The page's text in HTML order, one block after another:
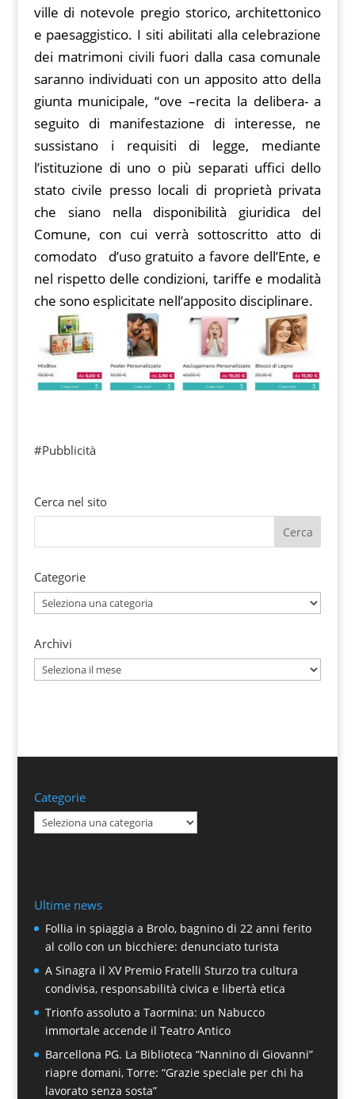
ville di notevole pregio storico, architettonico
e paesaggistico. I siti abilitati alla celebrazione
dei matrimoni civili fuori dalla casa comunale
saranno individuati con un apposito atto della
giunta municipale, “ove –recita la delibera- a
seguito di manifestazione di interesse, ne
sussistano i requisiti di legge, mediante
l’istituzione di uno o più separati uffici dello
stato civile presso locali di proprietà privata
che siano nella disponibilità giuridica del
Comune, con cui verrà sottoscritto atto di
comodato d’uso gratuito a favore dell’Ente, e
nel rispetto delle condizioni, tariffe e modalità
che sono esplicitate nell’apposito disciplinare.
#Pubblicità
Cerca nel sito
Categorie
Categorie
Archivi
Archivi
Categorie
Categorie
Ultime news
Follia in spiaggia a Brolo, bagnino di 22 anni ferito
al collo con un bicchiere: denunciato turista
A Sinagra il XV Premio Fratelli Sturzo tra cultura
condivisa, responsabilità civica e libertà etica
Trionfo assoluto a Taormina: un Nabucco
immortale accende il Teatro Antico
Barcellona PG. La Biblioteca “Nannino di Giovanni”
riapre domani, Torre: “Grazie speciale per chi ha
lavorato senza sosta”